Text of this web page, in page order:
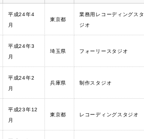
平成24年4
月
東京都
業務用レコーディングスタ
ジオ
平成24年3
月
埼玉県 フォーリースタジオ
平成24年2
月
兵庫県 制作スタジオ
平成23年12
月
東京都 レコーディングスタジオ